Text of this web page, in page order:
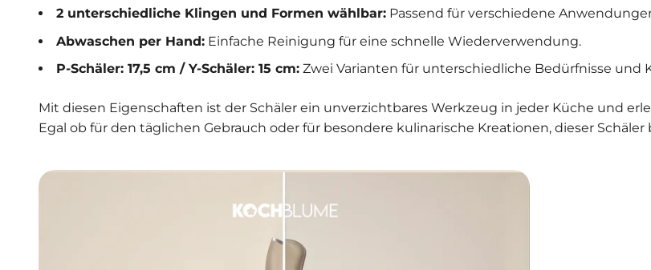
2 unterschiedliche Klingen und Formen wählbar: Passend für verschiedene
Abwaschen per Hand: Einfache Reinigung für eine schnelle Wiederverwendung.
P-Schäler: 17,5 cm / Y-Schäler: 15 cm: Zwei Varianten für unterschiedliche Bedürfnisse und
Mit diesen Eigenschaften ist der Schäler ein unverzichtbares Werkzeug in jeder Küche und
Egal ob für den täglichen Gebrauch oder für besondere kulinarische Kreationen, dieser